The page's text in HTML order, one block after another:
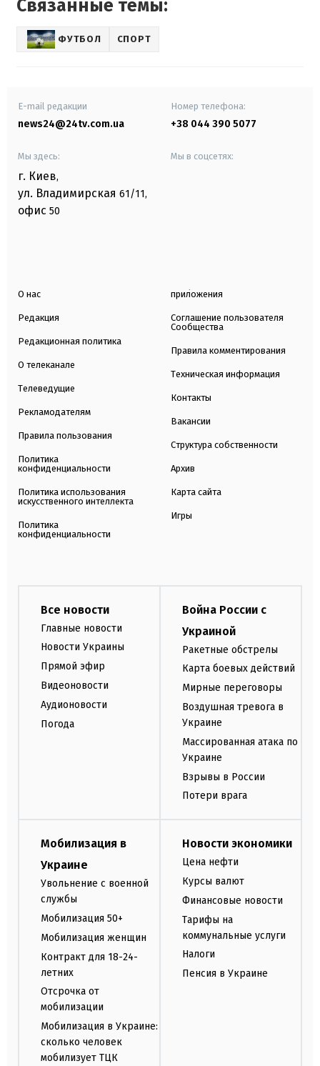
Связанные темы:
ФУТБОЛ СПОРТ
E-mail редакции
news24@24tv.com.ua
Номер телефона:
+38 044 390 5077
Мы здесь:
г. Киев,
ул. Владимирская 61/11,
офис 50
Мы в соцсетях:
О нас
Редакция
Редакционная политика
О телеканале
Телеведущие
Рекламодателям
Правила пользования
Политика
конфиденциальности
Политика использования
искусственного интеллекта
Политика
конфиденциальности
приложения
Соглашение пользователя
Сообщества
Правила комментирования
Техническая информация
Контакты
Вакансии
Структура собственности
Архив
Карта сайта
Игры
Все новости
Главные новости
Новости Украины
Прямой эфир
Видеоновости
Аудионовости
Погода
Война России с
Украиной
Ракетные обстрелы
Карта боевых действий
Мирные переговоры
Воздушная тревога в
Украине
Массированная атака по
Украине
Взрывы в России
Потери врага
Мобилизация в
Украине
Увольнение с военной
службы
Мобилизация 50+
Мобилизация женщин
Контракт для 18-24-
летних
Отсрочка от
мобилизации
Мобилизация в Украине:
сколько человек
мобилизует ТЦК
Новости экономики
Цена нефти
Курсы валют
Финансовые новости
Тарифы на
коммунальные услуги
Налоги
Пенсия в Украине